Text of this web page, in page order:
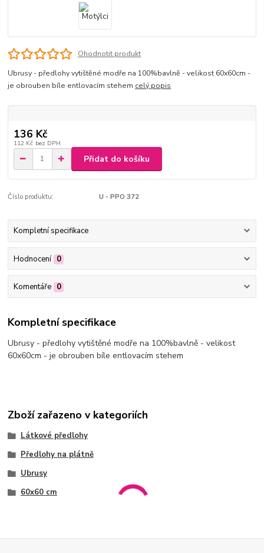
Ohodnotit produkt
Ubrusy - předlohy vytištěné modře na 100%bavlně - velikost 60x60cm -
je obrouben bíle entlovacím stehem celý popis
136 Kč
112 Kč bez DPH
Přidat do košíku
Číslo produktu: U - PPO 372
Kompletní specifikace
Hodnocení 0
Komentáře 0
Kompletní specifikace
Ubrusy - předlohy vytištěné modře na 100%bavlně - velikost
60x60cm - je obrouben bíle entlovacím stehem
Zboží zařazeno v kategoriích
Látkové předlohy
Předlohy na plátně
Ubrusy
60x60 cm